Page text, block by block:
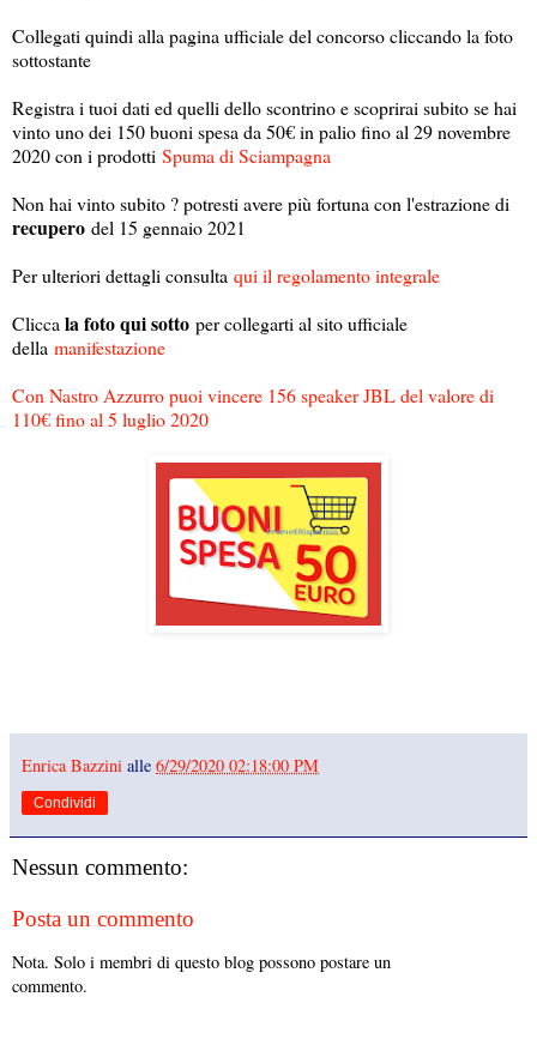
Collegati quindi alla pagina ufficiale del concorso cliccando la foto
sottostante
Registra i tuoi dati ed quelli dello scontrino e scoprirai subito se hai
vinto uno dei 150 buoni spesa da 50€ in palio fino al 29 novembre
2020 con i prodotti Spuma di Sciampagna
Non hai vinto subito ? potresti avere più fortuna con l'estrazione di
recupero del 15 gennaio 2021
Per ulteriori dettagli consulta qui il regolamento integrale
Clicca la foto qui sotto per collegarti al sito ufficiale
della manifestazione
Con Nastro Azzurro puoi vincere 156 speaker JBL del valore di
110€ fino al 5 luglio 2020
Enrica Bazzini alle 6/29/2020 02:18:00 PM
Condividi
Nessun commento:
Posta un commento
Nota. Solo i membri di questo blog possono postare un
commento.